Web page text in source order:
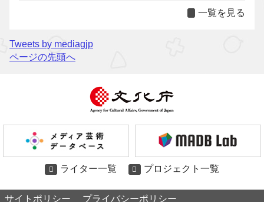
一覧を見る
Tweets by mediagjp
ページの先頭へ
ライター一覧 プロジェクト一覧
サイトポリシー プライバシーポリシー